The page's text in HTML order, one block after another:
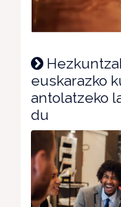
euskarazko
antolatzeko
du